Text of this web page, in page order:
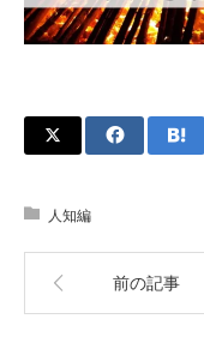
人知編
前の記事